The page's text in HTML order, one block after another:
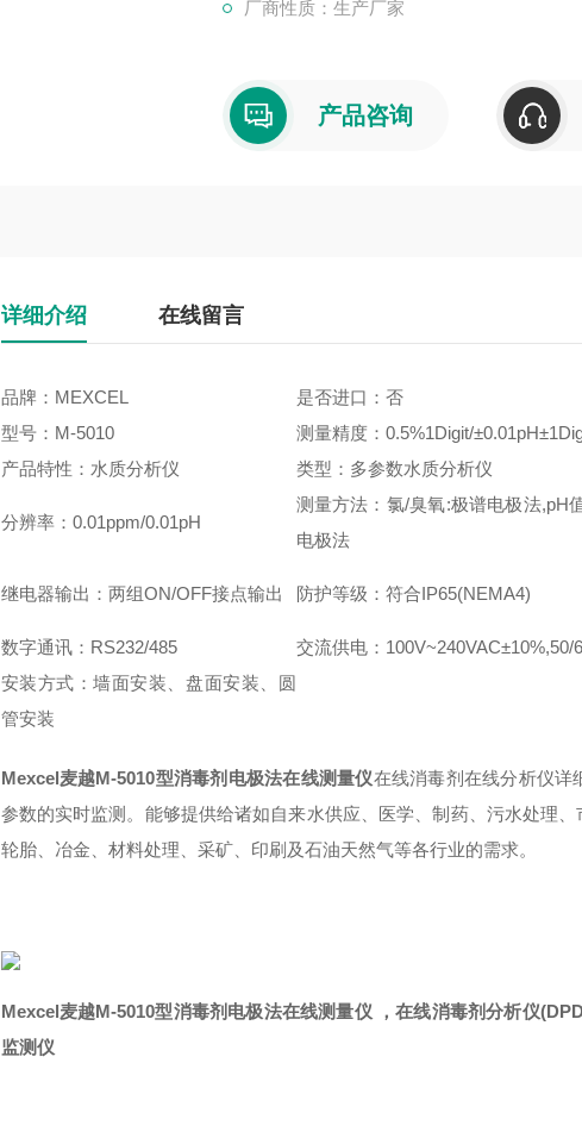
厂商性质：生产厂家
产品咨询
详细介绍 在线留言
品牌：MEXCEL
是否进口：否
型号：M-5010
测量精度：0.5%1Digit/
产品特性：水质分析仪
类型：多参数水质分析仪
分辨率：0.01ppm/0.01pH
测量方法：氯/臭氧:极谱电极法,pH
电极法
继电器输出：两组ON/OFF接点输出 防护等级：符合IP65(NEMA4)
数字通讯：RS232/485
交流供电：100V~240VAC±10%,50/
安装方式：墙面安装、盘面安装、圆
管安装
Mexcel麦越M-5010型消毒剂电极法在线测量仪在线消毒剂在线分析仪详
参数的实时监测。能够提供给诸如自来水供应、医学、制药、污水处理
轮胎、冶金、材料处理、采矿、印刷及石油天然气等各行业的需求。
Mexcel麦越M-5010型消毒剂电极法在线测量仪 ，在线消毒剂分析仪
监测仪